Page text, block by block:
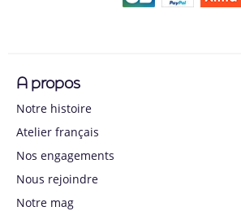
A propos
Notre histoire
Atelier français
Nos engagements
Nous rejoindre
Notre mag